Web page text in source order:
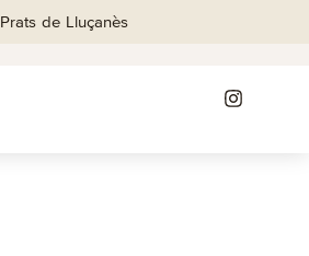
Prats de Lluçanès